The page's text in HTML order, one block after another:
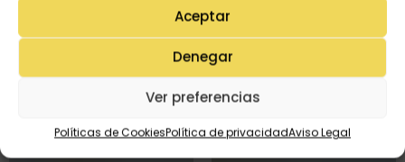
Aceptar
Denegar
Ver preferencias
Políticas de CookiesPolítica de privacidadAviso Legal
MARCAPÁGINAS NAVIDEÑOS
DESCARGABLES
4,95€
«Gracias por este curso tan
genial»
4,95€